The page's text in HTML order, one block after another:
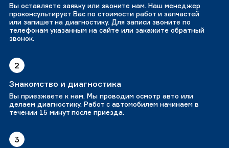
Вы оставляете заявку или звоните нам. Наш менеджер
проконсультирует Вас по стоимости работ и запчастей
или запишет на диагностику. Для записи звоните по
телефонам указанным на сайте или закажите обратный
звонок.
2
Знакомство и диагностика
Вы приезжаете к нам. Мы проводим осмотр авто или
делаем диагностику. Работ с автомобилем начинаем в
течении 15 минут после приезда.
3